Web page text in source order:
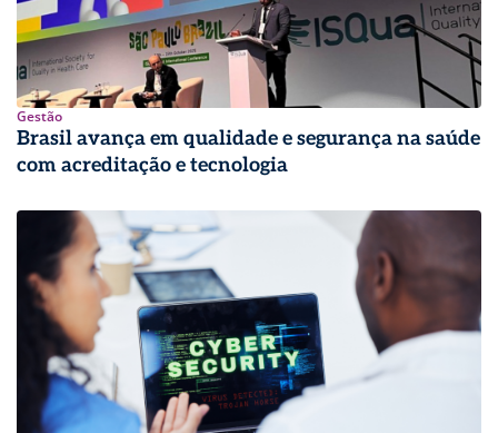
Gestão
Brasil avança em qualidade e segurança na saúde
com acreditação e tecnologia